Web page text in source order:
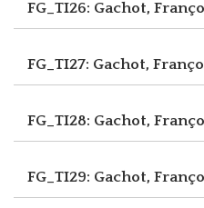
FG_TI26: Gachot,
FG_TI27: Gachot,
FG_TI28: Gachot,
FG_TI29: Gachot,